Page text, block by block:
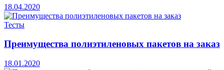
18.04.2020
Тесты
Преимущества полиэтиленовых пакетов на заказ
18.01.2020